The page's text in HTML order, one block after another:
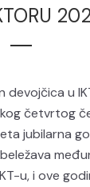
devojčica u
četvrtog
jubilarna
u, i ove